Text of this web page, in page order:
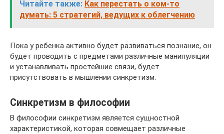
Читайте также: Как перестать о ком-то
думать: 5 стратегий, ведущих к облегчению
Пока у ребенка активно будет развиваться познание, он
будет проводить с предметами различные манипуляции
и устанавливать простейшие связи, будет
присутствовать в мышлении синкретизм.
Синкретизм в философии
В философии синкретизм является сущностной
характеристикой, которая совмещает различные